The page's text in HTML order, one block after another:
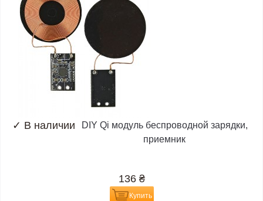
✓ В наличии
DIY Qi модуль беспроводной зарядки,
приемник
136 ₴
Купить